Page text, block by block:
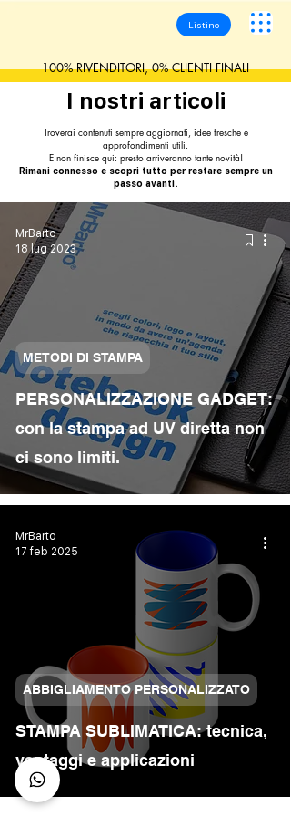
Listino
100% RIVENDITORI, 0% CLIENTI FINALI
I nostri articoli
Troverai contenuti sempre aggiornati, idee fresche e
approfondimenti utili.
E non finisce qui: presto arriveranno tante novità!
Rimani connesso e scopri tutto per restare sempre un
passo avanti.
PERSONALIZZAZIONE GADGET:
con la stampa ad UV diretta non
ci sono limiti.
METODI DI STAMPA
MrBarto
18 lug 2023
STAMPA SUBLIMATICA: tecnica,
vantaggi e applicazioni
ABBIGLIAMENTO PERSONALIZZATO
MrBarto
17 feb 2025